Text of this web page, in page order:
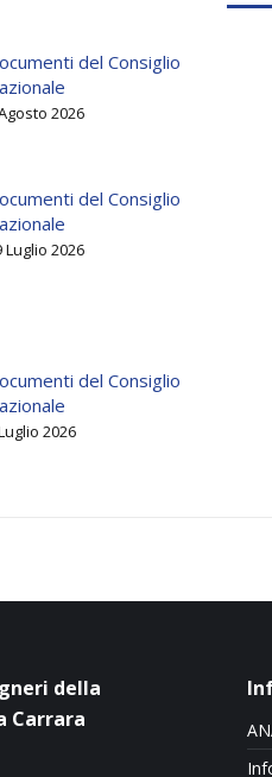
del Consiglio
2026
del Consiglio
Luglio 2026
del Consiglio
2026
della
Carrara